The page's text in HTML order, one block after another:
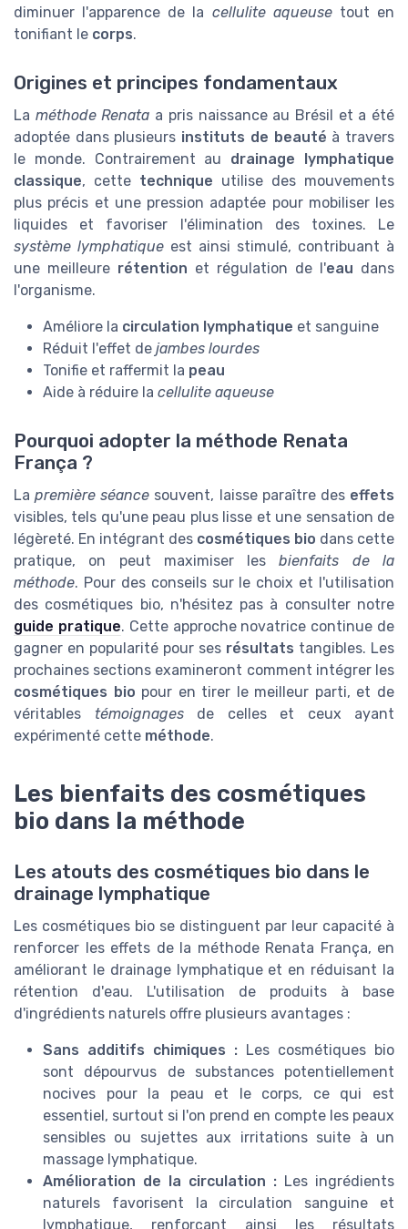
diminuer l'apparence de la cellulite aqueusetout en
tonifiant le corps.
Origines et principes fondamentaux
La méthode Renata a pris naissance au Brésil et a été
adoptée dans plusieurs instituts de beauté à travers
le monde. Contrairement au drainage lymphatique
classique, cette technique utilise des mouvements
plus précis et une pression adaptée pour mobiliser les
liquides et favoriser l'élimination des toxines. Le
système lymphatique est ainsi stimulé, contribuant à
une meilleure rétention et régulation de l'eau dans
l'organisme.
Améliore la circulation lymphatique et sanguine
Réduit l'effet de jambes lourdes
Tonifie et raffermit la peau
Aide à réduire la cellulite aqueuse
Pourquoi adopter la méthode Renata
França ?
Lapremière séance souvent, laisse paraître des effets
visibles, tels qu'une peau plus lisse et une sensation de
légèreté. En intégrant des cosmétiques bio dans cette
pratique, on peut maximiser lesbienfaits de la
méthode. Pour des conseils sur le choix et l'utilisation
des cosmétiques bio, n'hésitez pas à consulter notre
guide pratique. Cette approche novatrice continue de
gagner en popularité pour ses résultats tangibles. Les
prochaines sections examineront comment intégrer les
cosmétiques bio pour en tirer le meilleur parti, et de
véritables témoignagesde celles et ceux ayant
expérimenté cette méthode.
Les bienfaits des cosmétiques
bio dans la méthode
Les atouts des cosmétiques bio dans le
drainage lymphatique
Les cosmétiques bio se distinguent par leur capacité à
renforcer les effets de la méthode Renata França, en
améliorant le drainage lymphatique et en réduisant la
rétention d'eau. L'utilisation de produits à base
d'ingrédients naturels offre plusieurs avantages :
Sans additifs chimiques : Les cosmétiques bio
sont dépourvus de substances potentiellement
nocives pour la peau et le corps, ce qui est
essentiel, surtout si l'on prend en compte les peaux
sensibles ou sujettes aux irritations suite à un
massage lymphatique.
Amélioration de la circulation : Les ingrédients
naturels favorisent la circulation sanguine et
lymphatique, renforçant ainsi les résultats